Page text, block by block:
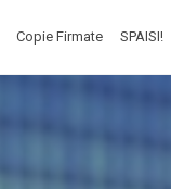
Copie Firmate SPAISI!